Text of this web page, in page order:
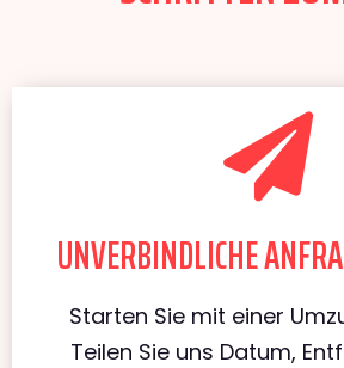
UNVERBINDLICHE
Starten Sie mit einer
Teilen Sie uns Datum,